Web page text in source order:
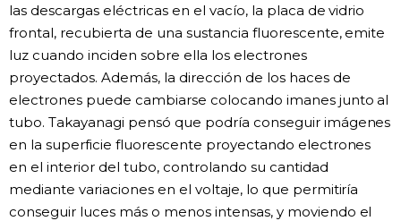
las descargas eléctricas en el vacío, la placa de vidrio
frontal, recubierta de una sustancia fluorescente, emite
luz cuando inciden sobre ella los electrones
proyectados. Además, la dirección de los haces de
electrones puede cambiarse colocando imanes junto al
tubo. Takayanagi pensó que podría conseguir imágenes
en la superficie fluorescente proyectando electrones
en el interior del tubo, controlando su cantidad
mediante variaciones en el voltaje, lo que permitiría
conseguir luces más o menos intensas, y moviendo el